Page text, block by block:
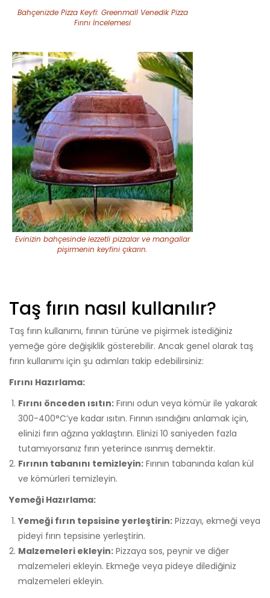
Bahçenizde Pizza Keyfi: Greenmall Venedik Pizza
Fırını İncelemesi
Evinizin bahçesinde lezzetli pizzalar ve mangallar
pişirmenin keyfini çıkarın.
Taş fırın nasıl kullanılır?
Taş fırın kullanımı, fırının türüne ve pişirmek istediğiniz
yemeğe göre değişiklik gösterebilir. Ancak genel olarak taş
fırın kullanımı için şu adımları takip edebilirsiniz:
Fırını Hazırlama:
Fırını önceden ısıtın: Fırını odun veya kömür ile yakarak
300-400°C’ye kadar ısıtın. Fırının ısındığını anlamak için,
elinizi fırın ağzına yaklaştırın. Elinizi 10 saniyeden fazla
tutamıyorsanız fırın yeterince ısınmış demektir.
Fırının tabanını temizleyin: Fırının tabanında kalan kül
ve kömürleri temizleyin.
Yemeği Hazırlama:
Yemeği fırın tepsisine yerleştirin: Pizzayı, ekmeği veya
pideyi fırın tepsisine yerleştirin.
Malzemeleri ekleyin: Pizzaya sos, peynir ve diğer
malzemeleri ekleyin. Ekmeğe veya pideye dilediğiniz
malzemeleri ekleyin.